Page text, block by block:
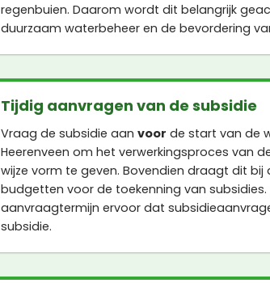
regenbuien. Daarom wordt dit belangrijk
duurzaam waterbeheer en de bevordering
Tijdig aanvragen van de subsidie
Vraag de subsidie aan voor de start van de
Heerenveen om het verwerkingsproces van
wijze vorm te geven. Bovendien draagt dit
budgetten voor de toekenning van
aanvraagtermijn ervoor dat
subsidie.